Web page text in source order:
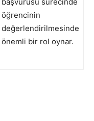
başvurusu sürecinde
öğrencinin
değerlendirilmesinde
önemli bir rol oynar.